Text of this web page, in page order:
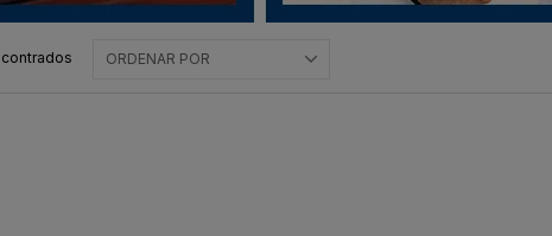
ORDENAR POR